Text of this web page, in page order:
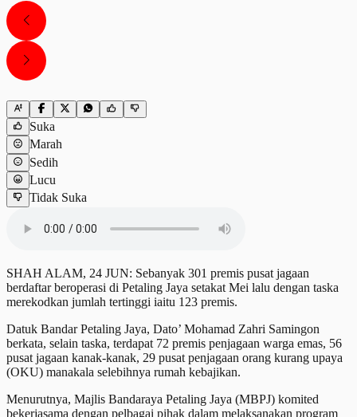
Suka
Marah
Sedih
Lucu
Tidak Suka
SHAH ALAM, 24 JUN: Sebanyak 301 premis pusat jagaan
berdaftar beroperasi di Petaling Jaya setakat Mei lalu dengan taska
merekodkan jumlah tertinggi iaitu 123 premis.
Datuk Bandar Petaling Jaya, Dato’ Mohamad Zahri Samingon
berkata, selain taska, terdapat 72 premis penjagaan warga emas, 56
pusat jagaan kanak-kanak, 29 pusat penjagaan orang kurang upaya
(OKU) manakala selebihnya rumah kebajikan.
Menurutnya, Majlis Bandaraya Petaling Jaya (MBPJ) komited
bekerjasama dengan pelbagai pihak dalam melaksanakan program